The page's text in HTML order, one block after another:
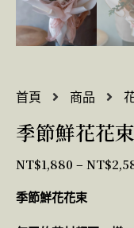
首頁 商品
季節鮮花花束
NT$1,880 – NT$
季節鮮花花束